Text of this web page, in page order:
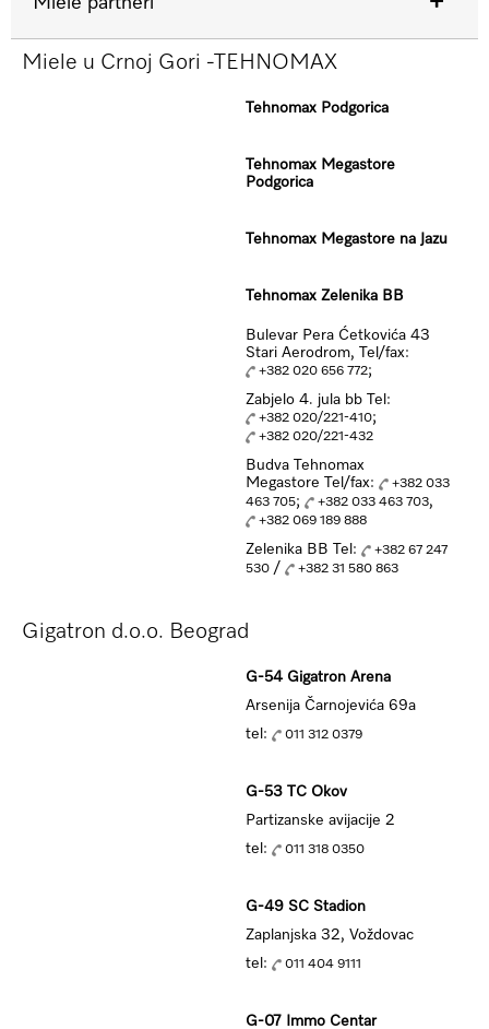
Miele u Crnoj Gori -TEHNOMAX
Tehnomax Podgorica
Tehnomax Megastore
Podgorica
Tehnomax Megastore na Jazu
Tehnomax Zelenika BB
Bulevar Pera Ćetkovića 43
Stari Aerodrom, Tel/fax:
+382 020 656 772;
Zabjelo 4. jula bb Tel:
+382 020/221-410;
+382 020/221-432
Budva Tehnomax
Megastore Tel/fax:
+382 033
463 705; +382 033 463 703,
+382 069 189 888
Zelenika BB Tel:
+382 67 247
530 / +382 31 580 863
Gigatron d.o.o. Beograd
G-54 Gigatron Arena
Arsenija Čarnojevića 69a
tel:
011 312 0379
G-53 TC Okov
Partizanske avijacije 2
tel:
011 318 0350
G-49 SC Stadion
Zaplanjska 32, Voždovac
tel:
011 404 9111
G-07 Immo Centar